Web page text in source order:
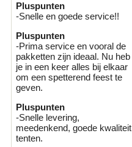
Pluspunten
-Snelle en goede service!!
Pluspunten
-Prima service en vooral de
pakketten zijn ideaal. Nu heb
je in een keer alles bij elkaar
om een spetterend feest te
geven.
Pluspunten
-Snelle levering,
meedenkend, goede kwaliteit
tenten.